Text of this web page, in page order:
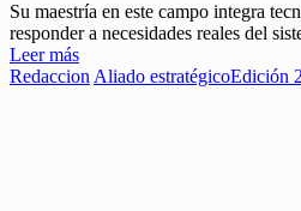
Su maestría en este campo integra
responder a necesidades reales del
Leer más
RedaccionAliado estratégicoEdición